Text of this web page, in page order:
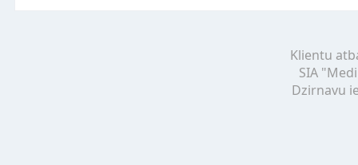
Klientu
SIA
Dzirnavu